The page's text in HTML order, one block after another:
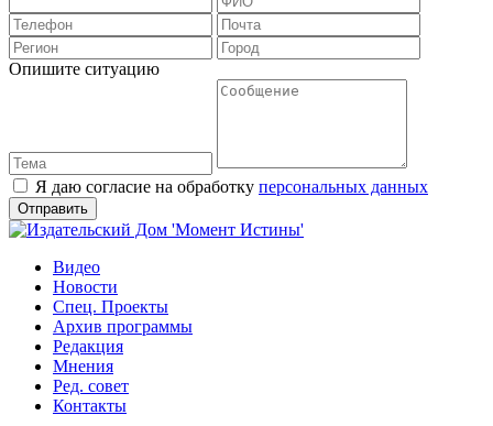
Опишите ситуацию
Я даю согласие на обработку персональных данных
Видео
Новости
Спец. Проекты
Архив программы
Редакция
Мнения
Ред. совет
Контакты